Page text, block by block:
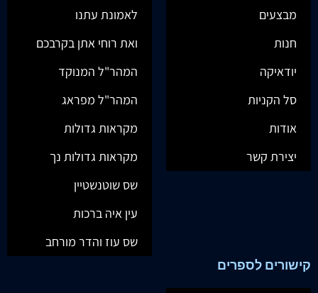
מבצעים
חנות
יודאיקה
סל הקניות
אודות
יצירת קשר
לאמונת עתנו
ואת רוחי אתן בקרבכם
המהר"ל המנוקד
המהר"ל מפראג
מקראות גדולות
מקראות גדולות נך
שס שוטנשטיין
עין איה ברכות
שס עוז והדר מורחב
קישורים לספרים